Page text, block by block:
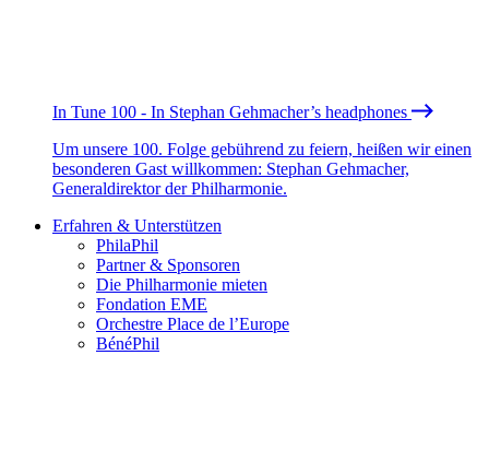
In Tune 100 - In Stephan Gehmacher’s headphones
Um unsere 100. Folge gebührend zu feiern, heißen wir einen
besonderen Gast willkommen: Stephan Gehmacher,
Generaldirektor der Philharmonie.
Erfahren & Unterstützen
PhilaPhil
Partner & Sponsoren
Die Philharmonie mieten
Fondation EME
Orchestre Place de l’Europe
BénéPhil